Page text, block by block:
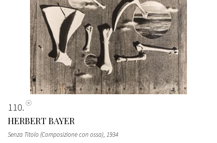
110
HERBERT BAYER
Senza Titolo (Composizione con ossa), 1934